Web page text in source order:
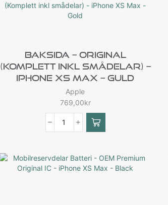
Baksida – Original
(Komplett Inkl Smådelar) –
IPhone XS Max – Guld
Apple
769,00kr